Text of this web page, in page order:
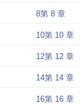
有记忆以来就在戏班。
戏，只恨透了这句话
可偏偏是她，带他离
调说着最残忍的话。“
了。越是模仿得像，
8第 8 章
10第 10 章
12第 12 章
14第 14 章
16第 16 章